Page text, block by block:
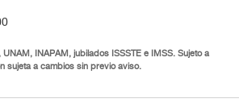
INAPAM, jubilados ISSSTE e IMSS. Sujeto a
sujeta a cambios sin previo aviso.